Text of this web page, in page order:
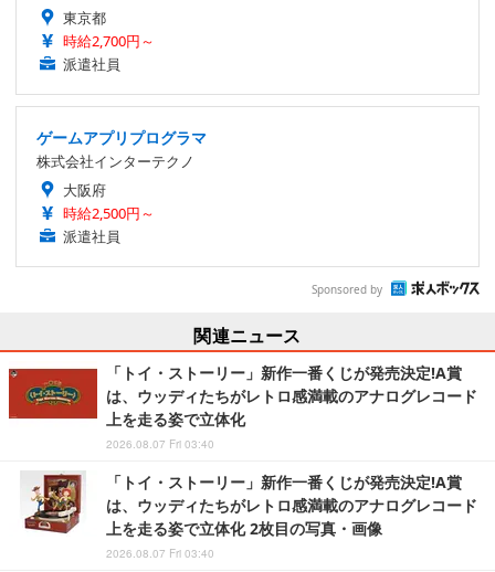
東京都
時給2,700円～
派遣社員
ゲームアプリプログラマ
株式会社インターテクノ
大阪府
時給2,500円～
派遣社員
Sponsored by
関連ニュース
「トイ・ストーリー」新作一番くじが発売決定!A賞
は、ウッディたちがレトロ感満載のアナログレコード
上を走る姿で立体化
2026.08.07 Fri 03:40
「トイ・ストーリー」新作一番くじが発売決定!A賞
は、ウッディたちがレトロ感満載のアナログレコード
上を走る姿で立体化 2枚目の写真・画像
2026.08.07 Fri 03:40